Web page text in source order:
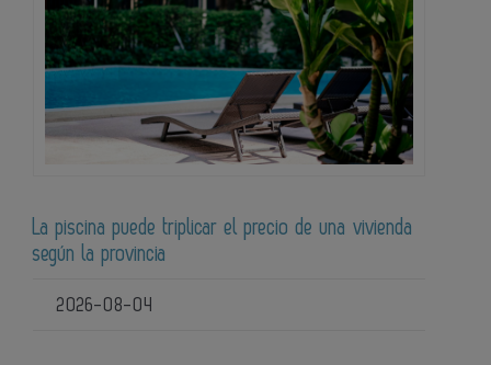
La piscina puede triplicar el precio de una vivienda
según la provincia
2026-08-04